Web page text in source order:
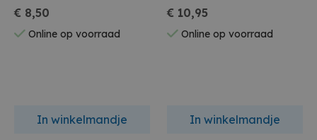
€ 8,50
Online op voorraad
In winkelmandje
€ 10,95
Online op voorraad
In winkelmandje